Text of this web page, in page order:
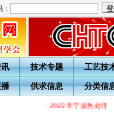
技术专题 工艺技
供求信息 分类信
2022年宁波热处理